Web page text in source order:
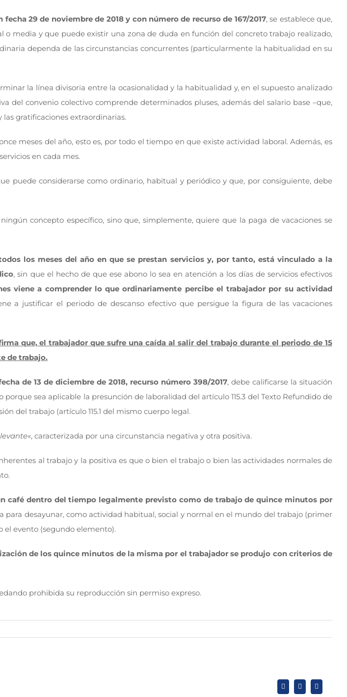
29 de noviembre de 2018 y con número de recurso de 167/2017, se establece que,
media y que puede existir una zona de duda en función del concreto trabajo realizado,
dependa de las circunstancias concurrentes (particularmente la habitualidad en su
la línea divisoria entre la ocasionalidad y la habitualidad y, en el supuesto analizado
del convenio colectivo comprende determinados pluses, además del salario base –que,
gratificaciones extraordinarias.
meses del año, esto es, por todo el tiempo en que existe actividad laboral. Además, es
en cada mes.
puede considerarse como ordinario, habitual y periódico y que, por consiguiente, debe
concepto específico, sino que, simplemente, quiere que la paga de vacaciones se
los meses del año en que se prestan servicios y, por tanto, está vinculado a la
, sin que el hecho de que ese abono lo sea en atención a los días de servicios efectivos
viene a comprender lo que ordinariamente percibe el trabajador por su actividad
a justificar el periodo de descanso efectivo que persigue la figura de las vacaciones
que, el trabajador que sufre una caída al salir del trabajo durante el periodo de 15
de trabajo.
de 13 de diciembre de 2018, recurso número 398/2017, debe calificarse la situación
porque sea aplicable la presunción de laboralidad del artículo 115.3 del Texto Refundido de
del trabajo (artículo 115.1 del mismo cuerpo legal.
«, caracterizada por una circunstancia negativa y otra positiva.
al trabajo y la positiva es que o bien el trabajo o bien las actividades normales de
café dentro del tiempo legalmente previsto como de trabajo de quince minutos por
para desayunar, como actividad habitual, social y normal en el mundo del trabajo (primer
el evento (segundo elemento).
de los quince minutos de la misma por el trabajador se produjo con criterios de
prohibida su reproducción sin permiso expreso.
X LinkedInWhatsApp